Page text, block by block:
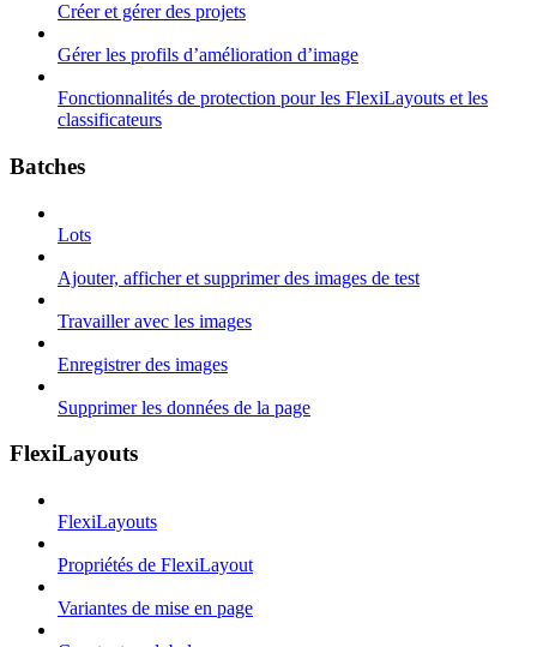
Créer et gérer des projets
Gérer les profils d’amélioration d’image
Fonctionnalités de protection pour les FlexiLayouts et les
classificateurs
Batches
Lots
Ajouter, afficher et supprimer des images de test
Travailler avec les images
Enregistrer des images
Supprimer les données de la page
FlexiLayouts
FlexiLayouts
Propriétés de FlexiLayout
Variantes de mise en page